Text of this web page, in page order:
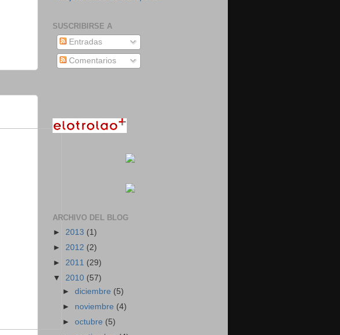
SUSCRIBIRSE A
Entradas
Comentarios
ARCHIVO DEL BLOG
► 2013 (1)
► 2012 (2)
► 2011 (29)
▼ 2010 (57)
►diciembre (5)
► noviembre (4)
►octubre (5)